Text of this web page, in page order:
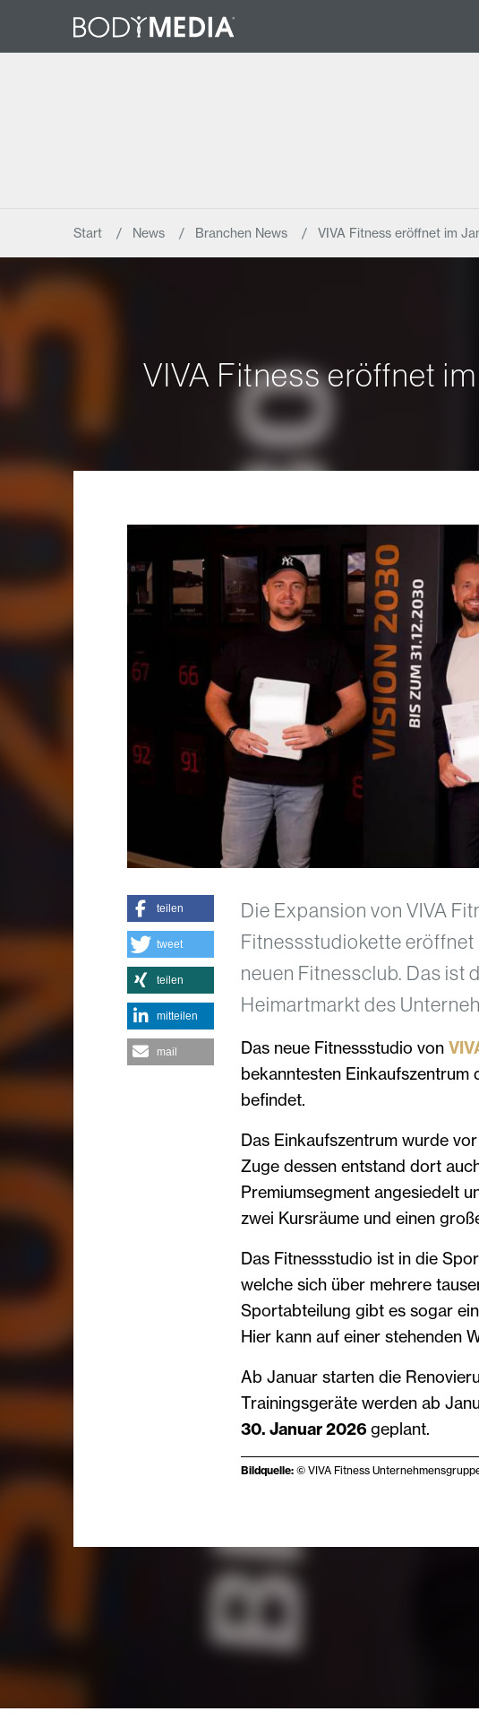
Start News Branchen News VIVA Fitness eröffnet im
VIVA Fitness eröffnet
Die Expansion von VIVA
Fitnessstudiokette eröffnet
neuen Fitnessclub. Das ist
Heimartmarkt des
Das neue Fitnessstudio von
bekanntesten Einkaufszentrum
befindet.
Das Einkaufszentrum wurde
Zuge dessen entstand dort
Premiumsegment angesiedelt
zwei Kursräume und einen
Das Fitnessstudio ist in die
welche sich über mehrere
Sportabteilung gibt es sogar ein
Hier kann auf einer stehenden
Ab Januar starten die
Trainingsgeräte werden ab
30. Januar 2026geplant.
Bildquelle:© VIVA Fitness
teilen
tweet
teilen
mitteilen
mail